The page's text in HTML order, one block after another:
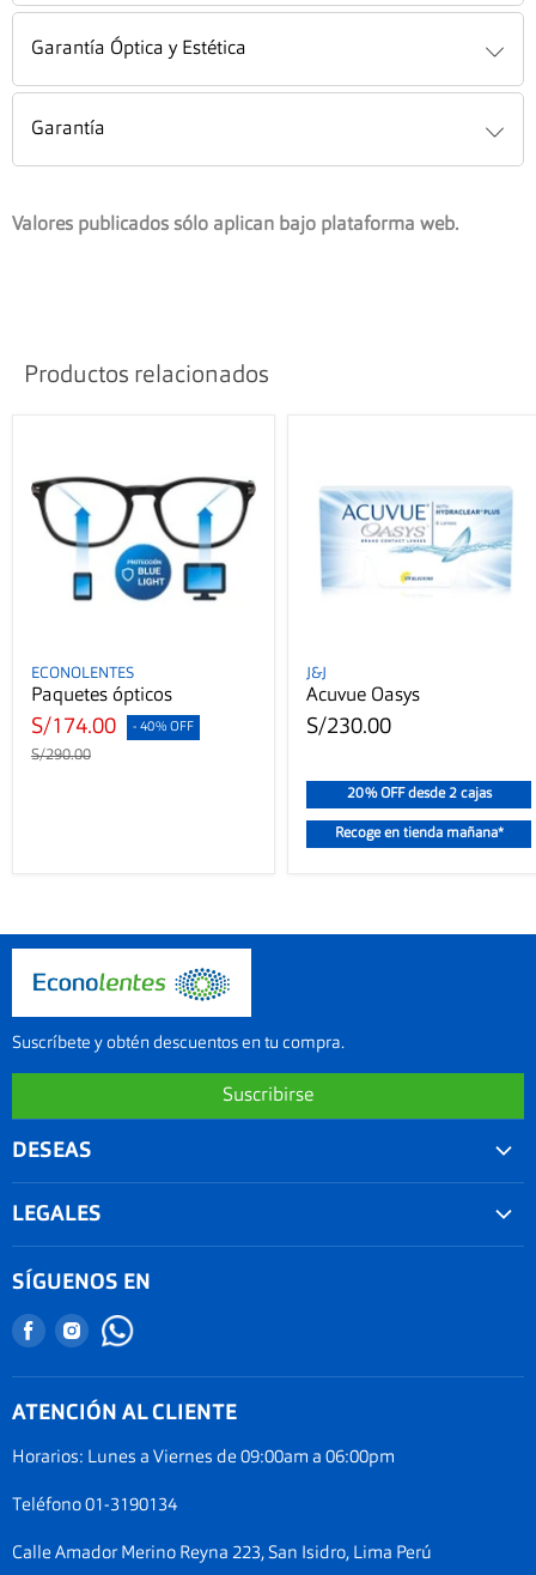
Garantía Óptica y Estética
Garantía
Valores publicados sólo aplican bajo plataforma web.
Productos relacionados
ECONOLENTES
Paquetes ópticos
S/174.00 - 40% OFF
S/290.00
J&J
Acuvue Oasys
S/230.00
20% OFF desde 2 cajas
Recoge en tienda mañana*
Suscríbete y obtén descuentos en tu compra.
Suscribirse
DESEAS
Seguimiento de Pedido
Nuestro blog
Documentos Electronicos Topsa Peru S.A.C
LEGALES
Promociones
Políticas de Envío
Política de privacidad
Legal de cookies
SÍGUENOS EN
Encuéntranos
Encuéntranos
ATENCIÓN AL CLIENTE
Horarios: Lunes a Viernes de 09:00am a 06:00pm
Teléfono 01-3190134
Calle Amador Merino Reyna 223, San Isidro, Lima Perú